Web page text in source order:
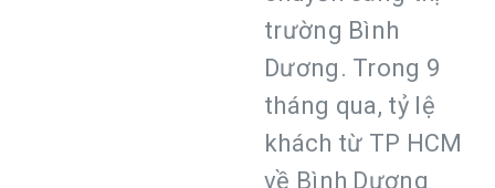
trường Bình
Dương. Trong 9
tháng qua, tỷ lệ
khách từ TP HCM
về Bình Dương